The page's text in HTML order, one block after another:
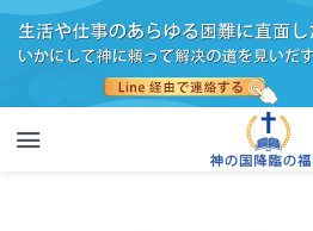
398 受肉した神の働きの最良のこと